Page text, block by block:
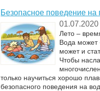
Безопасное поведение на
01.07.2020
Лето –
Вода может
может и
Чтобы
только научиться хорошо
безопасного поведения на